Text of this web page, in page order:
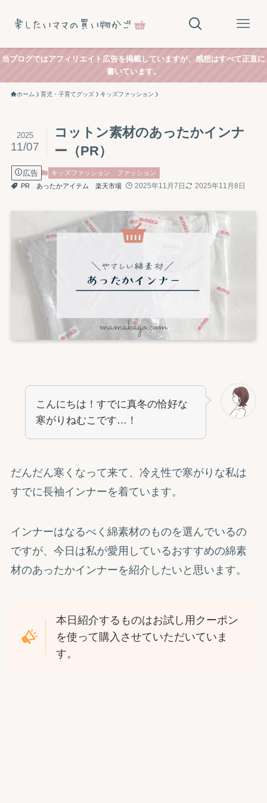
当ブログではアフィリエイト広告を掲載していますが、感想はすべて正直に
書いています。
ホーム 育児・子育てグッズ キッズファッション
コットン素材のあったかインナ
ー（PR）
2025
11/07
広告 キッズファッション
ファッション
PR
あったかアイテム 楽天市場 2025年11月7日 2025年11月8日
こんにちは！すでに真冬の恰好な
寒がりねむこです…！
だんだん寒くなって来て、冷え性で寒がりな私は
すでに長袖インナーを着ています。
インナーはなるべく綿素材のものを選んでいるの
ですが、今日は私が愛用しているおすすめの綿素
材のあったかインナーを紹介したいと思います。
本日紹介するものはお試し用クーポン
を使って購入させていただいていま
す。